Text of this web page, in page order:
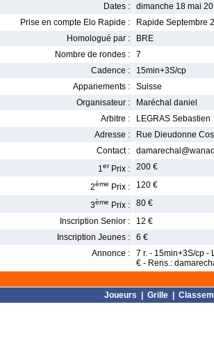
Dates :
dimanche 18 mai
Prise en compte Elo Rapide :
Rapide Septembre
Homologué par :
BRE
Nombre de rondes :
7
Cadence :
15min+3S/cp
Appariements :
Suisse
Organisateur :
Maréchal daniel
Arbitre :
LEGRAS Sebastien
Adresse :
Rue Dieudonne
Contact :
1er Prix : 200 €
2ème Prix : 120 €
3ème Prix :
80 €
Inscription Senior :
12 €
Inscription Jeunes :
6 €
Annonce :
7 r. - 15min+3S/cp -
€ - Rens.:
Joueurs Grille|